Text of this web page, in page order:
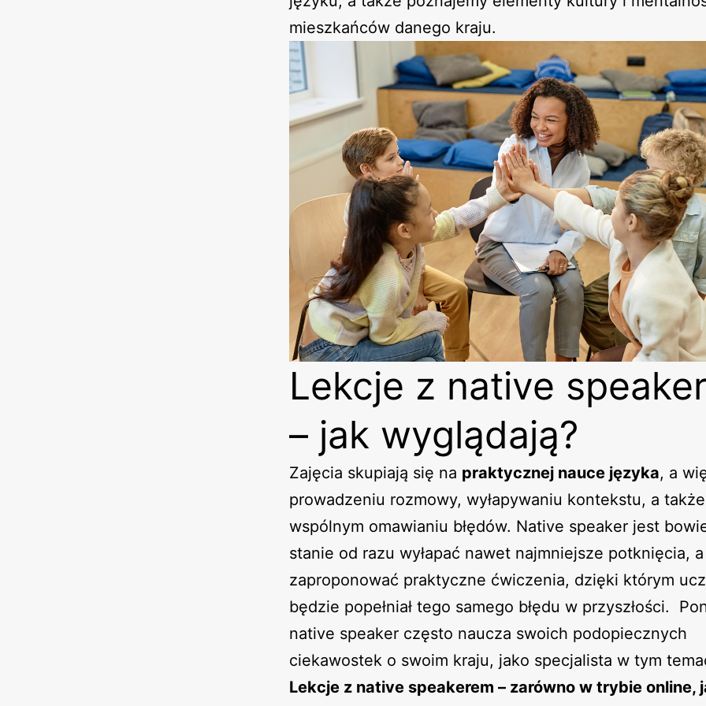
mieszkańców danego kraju.
Lekcje z native
– jak wyglądają?
Zajęcia skupiają się na praktycznej nauce języka, a
prowadzeniu rozmowy, wyłapywaniu kontekstu, a także
wspólnym omawianiu błędów. Native speaker jest
stanie od razu wyłapać nawet najmniejsze potknięcia,
zaproponować praktyczne ćwiczenia, dzięki którym
będzie popełniał tego samego błędu w przyszłości.
native speaker często naucza swoich podopiecznych
ciekawostek o swoim kraju, jako specjalista w tym
Lekcje z native speakerem – zarówno w trybie online,